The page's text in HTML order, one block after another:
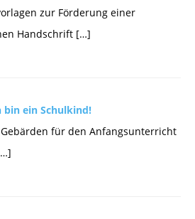
zur Förderung einer
Handschrift […]
bin ein Schulkind!
für den Anfangsunterricht